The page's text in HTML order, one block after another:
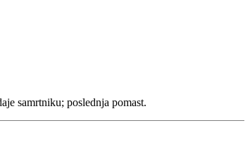
samrtniku; poslednja pomast.